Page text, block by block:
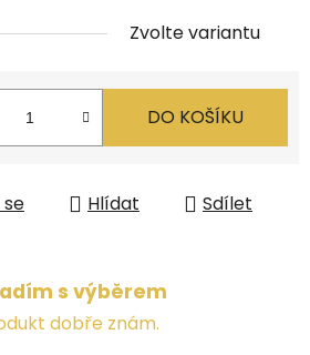
Zvolte variantu
DO KOŠÍKU
Hlídat Sdílet
s výběrem
dobře znám.